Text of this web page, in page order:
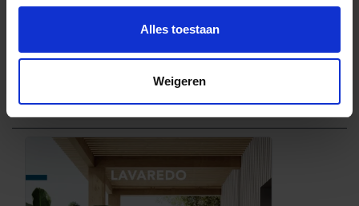
Alles toestaan
Weigeren